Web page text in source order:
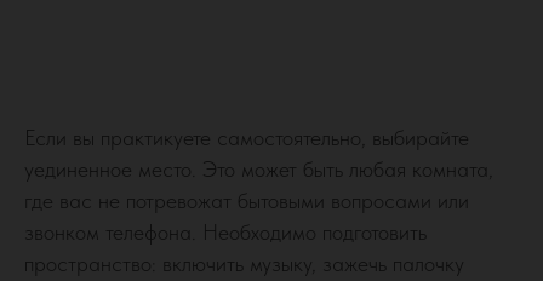
Если вы практикуете самостоятельно, выбирайте
уединенное место. Это может быть любая комната,
где вас не потревожат бытовыми вопросами или
звонком телефона. Необходимо подготовить
пространство: включить музыку, зажечь палочку